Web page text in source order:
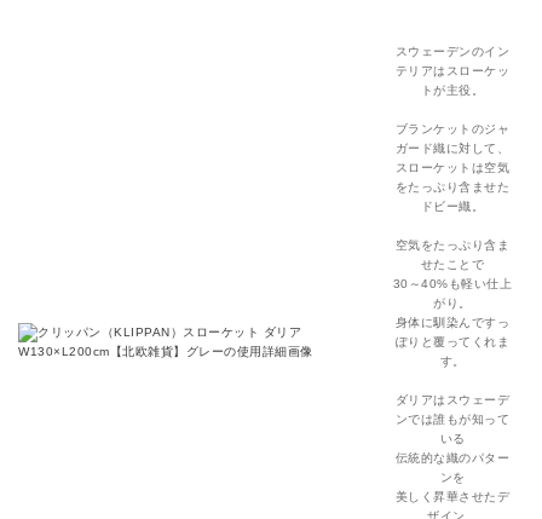
スウェーデンのイン
テリアはスローケッ
トが主役。
ブランケットのジャ
ガード織に対して、
スローケットは空気
をたっぷり含ませた
ドビー織。
空気をたっぷり含ま
せたことで
30～40%も軽い仕上
がり。
身体に馴染んですっ
ぽりと覆ってくれま
す。
ダリアはスウェーデ
ンでは誰もが知って
いる
伝統的な織のパター
ンを
美しく昇華させたデ
ザイン。